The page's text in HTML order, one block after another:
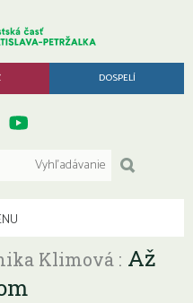
DOSPELÍ
Klimová : Až